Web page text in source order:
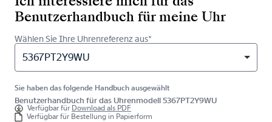
Benutzerhandbuch für meine Uhr
Wählen Sie Ihre Uhrenreferenz aus*
5367PT2Y9WU
Sie haben das folgende Handbuch ausgewählt
Benutzerhandbuch für das Uhrenmodell 5367PT2Y9WU
Verfügbar für Download als PDF
Verfügbar für Bestellung in Papierform